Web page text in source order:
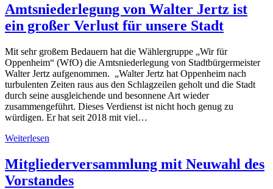
Amtsniederlegung von Walter Jertz ist
ein großer Verlust für unsere Stadt
Mit sehr großem Bedauern hat die Wählergruppe „Wir für
Oppenheim“ (WfO) die Amtsniederlegung von Stadtbürgermeister
Walter Jertz aufgenommen. „Walter Jertz hat Oppenheim nach
turbulenten Zeiten raus aus den Schlagzeilen geholt und die Stadt
durch seine ausgleichende und besonnene Art wieder
zusammengeführt. Dieses Verdienst ist nicht hoch genug zu
würdigen. Er hat seit 2018 mit viel…
Weiterlesen
Mitgliederversammlung mit Neuwahl des
Vorstandes